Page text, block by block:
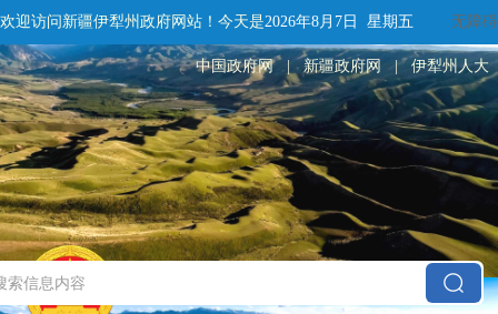
欢迎访问新疆伊犁州政府网站！ 今天是2026年8月7日 星期五 无障碍
中国政府网 | 新疆政府网 | 伊犁州人大